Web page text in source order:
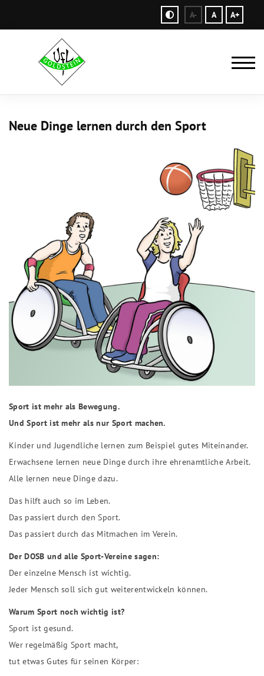
A- A A+
Neue Dinge lernen durch den Sport
Sport ist mehr als Bewegung.
Und Sport ist mehr als nur Sport machen.
Kinder und Jugendliche lernen zum Beispiel gutes Miteinander.
Erwachsene lernen neue Dinge durch ihre ehrenamtliche Arbeit.
Alle lernen neue Dinge dazu.
Das hilft auch so im Leben.
Das passiert durch den Sport.
Das passiert durch das Mitmachen im Verein.
Der DOSB und alle Sport-Vereine sagen:
Der einzelne Mensch ist wichtig.
Jeder Mensch soll sich gut weiterentwickeln können.
Warum Sport noch wichtig ist?
Sport ist gesund.
Wer regelmäßig Sport macht,
tut etwas Gutes für seinen Körper: